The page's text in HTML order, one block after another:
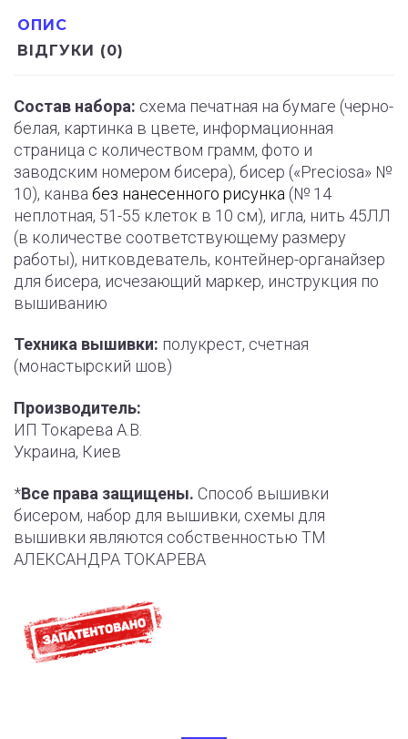
ОПИС
ВІДГУКИ (0)
Состав набора: схема печатная на бумаге (черно-
белая, картинка в цвете, информационная
страница с количеством грамм, фото и
заводским номером бисера), бисер («Preciosa» №
10), канва без нанесенного рисунка (№ 14
неплотная, 51-55 клеток в 10 см), игла, нить 45ЛЛ
(в количестве соответствующему размеру
работы), нитковдеватель, контейнер-органайзер
для бисера, исчезающий маркер, инструкция по
вышиванию
Техника вышивки: полукрест, счетная
(монастырский шов)
Производитель:
ИП Токарева А.В.
Украина, Киев
*Все права защищены. Способ вышивки
бисером, набор для вышивки, схемы для
вышивки являются собственностью ТМ
АЛЕКСАНДРА ТОКАРЕВА